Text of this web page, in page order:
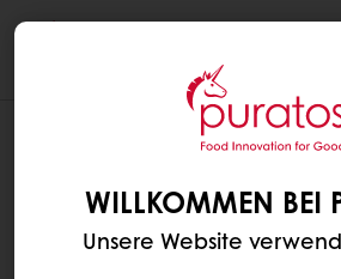
WILLKOMMEN BEI
Unsere Website